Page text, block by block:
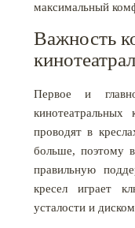
максимальный
Важность
Первое и
кинотеатральных
проводят в
больше, поэтому
правильную
кресел играет
усталости и